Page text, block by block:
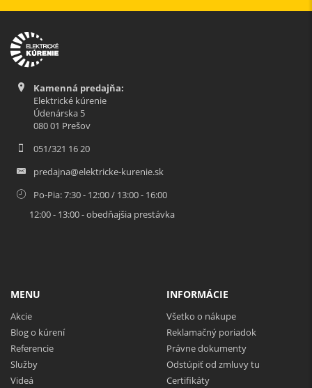
Kamenná predajňa:
Elektrické kúrenie
Údenárska 5
080 01 Prešov
051/321 16 20
predajna@elektricke-kurenie.sk
Po-Pia: 7:30 - 12:00 / 13:00 - 16:00
12:00 - 13:00 - obedňajšia prestávka
MENU
Akcie
Blog o kúrení
Referencie
Služby
Videá
INFORMÁCIE
Všetko o nákupe
Reklamačný poriadok
Právne dokumenty
Odstúpiť od zmluvy tu
Certifikáty